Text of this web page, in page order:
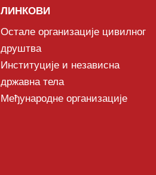
ЛИНКОВИ
Остале организације цивилног
друштва
Институције и независна
државна тела
Међународне организације